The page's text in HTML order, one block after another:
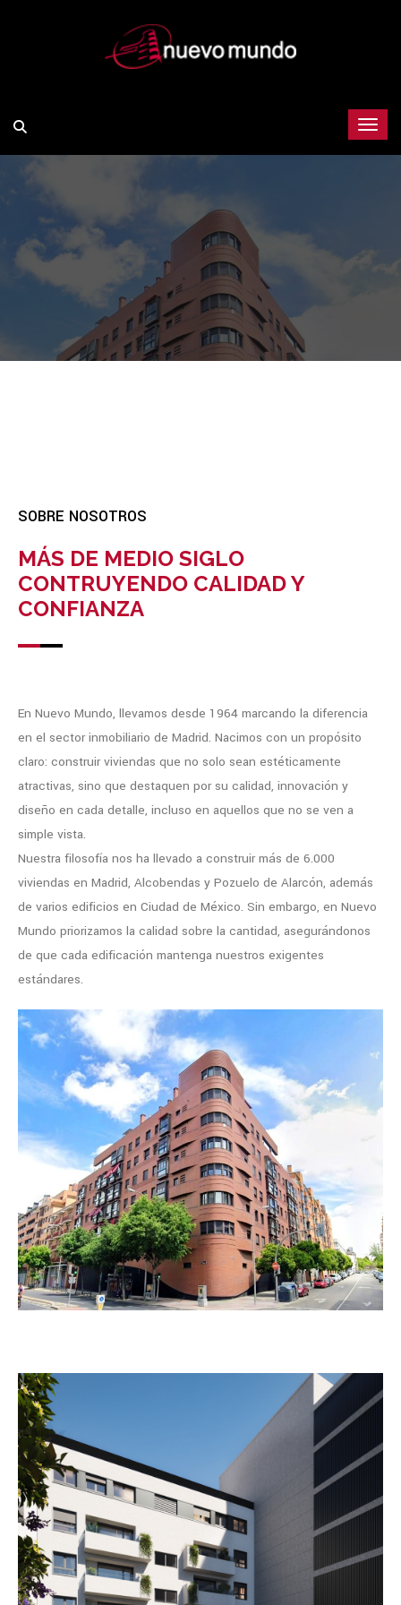
SOBRE NOSOTROS
MÁS DE MEDIO SIGLO
CONTRUYENDO CALIDAD Y
CONFIANZA
En Nuevo Mundo, llevamos desde 1964 marcando la diferencia
en el sector inmobiliario de Madrid. Nacimos con un propósito
claro: construir viviendas que no solo sean estéticamente
atractivas, sino que destaquen por su calidad, innovación y
diseño en cada detalle, incluso en aquellos que no se ven a
simple vista.
Nuestra filosofía nos ha llevado a construir más de 6.000
viviendas en Madrid, Alcobendas y Pozuelo de Alarcón, además
de varios edificios en Ciudad de México. Sin embargo, en Nuevo
Mundo priorizamos la calidad sobre la cantidad, asegurándonos
de que cada edificación mantenga nuestros exigentes
estándares.